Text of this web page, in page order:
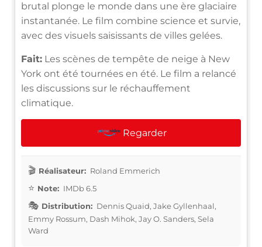
brutal plonge le monde dans une ère glaciaire
instantanée. Le film combine science et survie,
avec des visuels saisissants de villes gelées.
Fait: Les scènes de tempête de neige à New
York ont été tournées en été. Le film a relancé
les discussions sur le réchauffement
climatique.
Regarder
Réalisateur: Roland Emmerich
Note: IMDb 6.5
Distribution: Dennis Quaid, Jake Gyllenhaal,
Emmy Rossum, Dash Mihok, Jay O. Sanders, Sela
Ward